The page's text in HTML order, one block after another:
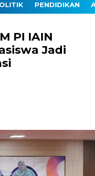
PENDIDIKAN
PI IAIN
Jadi